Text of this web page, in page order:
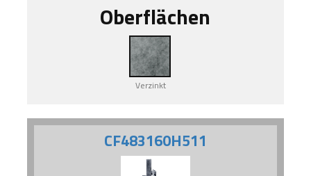
Oberflächen
Verzinkt
CF483160H511